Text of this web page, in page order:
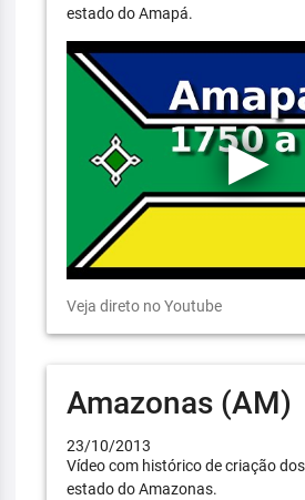
estado do Amapá.
Veja direto no Youtube
Amazonas (AM)
23/10/2013
Vídeo com histórico de criação
estado do Amazonas.